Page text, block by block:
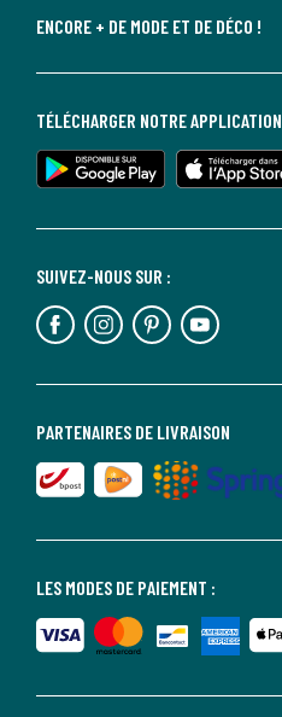
ENCORE + DE MODE ET DE DÉCO !
LES MODES DE PAIEMENT :
PARTENAIRES DE LIVRAISON
SUIVEZ-NOUS SUR :
TÉLÉCHARGER NOTRE APPLICATION